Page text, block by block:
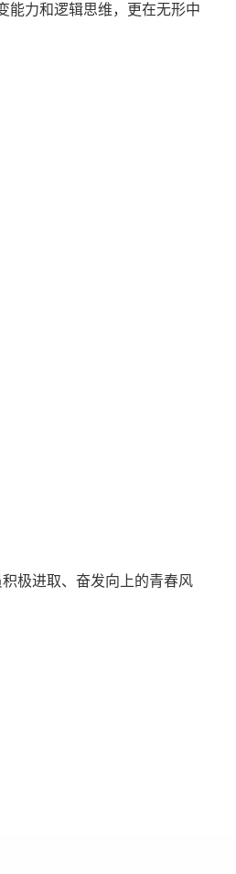
能力和逻辑思维，更在无形中
极进取、奋发向上的青春风